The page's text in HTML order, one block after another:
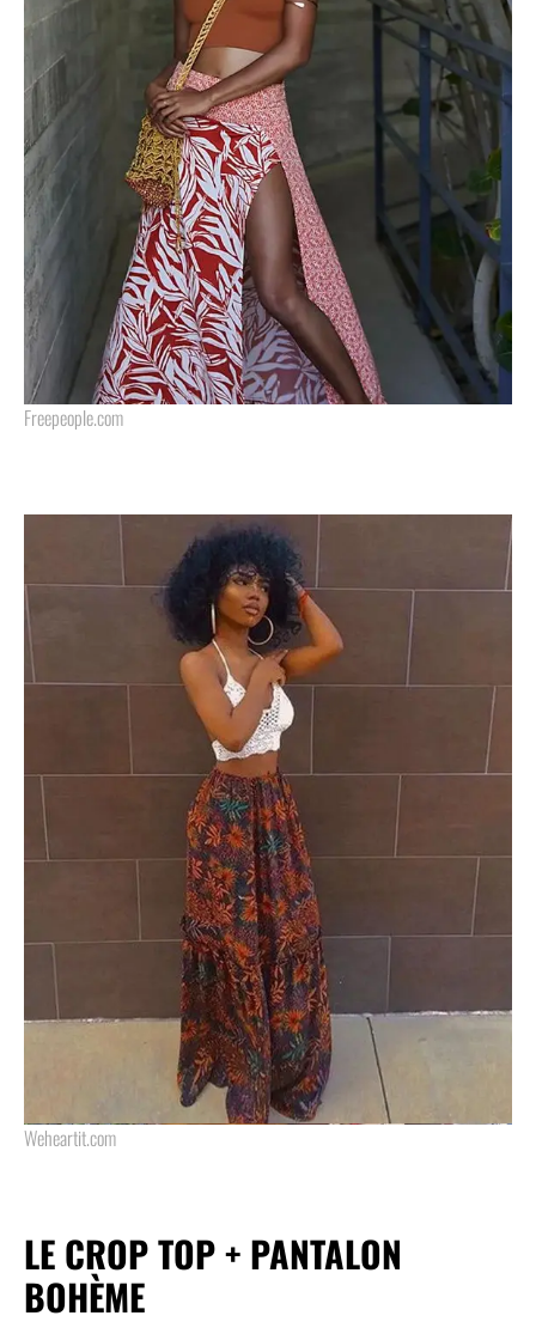
Freepeople.com
Weheartit.com
LE CROP TOP + PANTALON
BOHÈME